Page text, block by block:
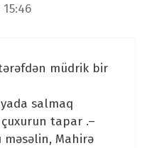
müdrik bir
salmaq
çuxurun tapar .–
məsəlin, Mahirə